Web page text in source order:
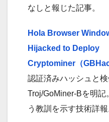
なしと報じた記事。
Hola Browser
Hijacked to Deploy
Cryptominer（
認証済みハッシュと
Troj/GoMiner-Bを明
う教訓を示す技術詳報